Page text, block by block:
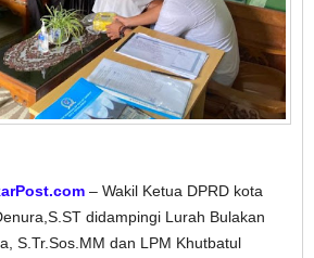
– Wakil Ketua DPRD kota
didampingi Lurah Bulakan
S.Tr.Sos.MM dan LPM Khutbatul